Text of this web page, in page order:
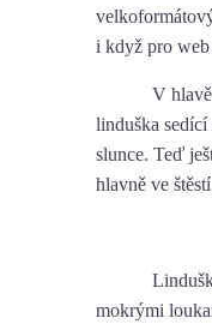
i když pro
V
linduška
slunce. Teď
hlavně ve
mokrými